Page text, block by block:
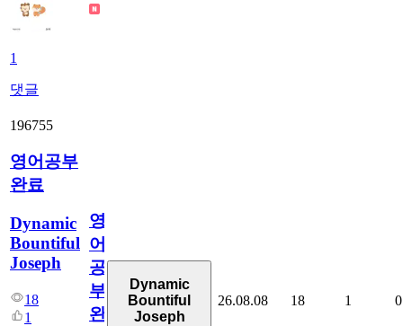
1
댓글
196755
영어공부
완료
Dynamic
Bountiful
Joseph
18
1
영
어
공
부
완
Dynamic
Bountiful
Joseph
26.08.08 18 1 0